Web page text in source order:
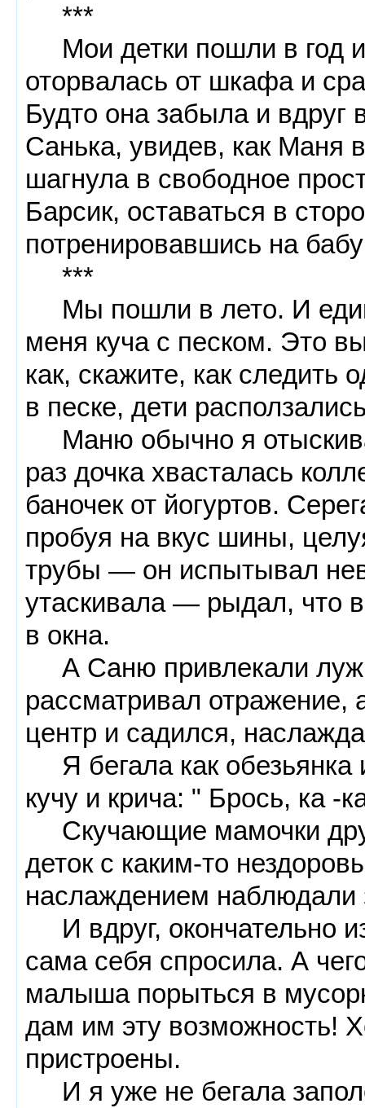
***
Мои детки пошли в год и
оторвалась от шкафа и
Будто она забыла и вдруг
Санька, увидев, как Маня
шагнула в свободное
Барсик, оставаться в
потренировавшись на
***
Мы пошли в лето. И
меня куча с песком. Это
как, скажите, как следить
в песке, дети
Маню обычно я
раз дочка хвасталась
баночек от йогуртов.
пробуя на вкус шины,
трубы — он испытывал
утаскивала — рыдал, что
в окна.
А Саню привлекали
рассматривал отражение,
центр и садился,
Я бегала как обезьянка
кучу и крича: " Брось, ка -
Скучающие мамочки
деток с каким-то
наслаждением наблюдали
И вдруг, окончательно
сама себя спросила. А
малыша порыться в
дам им эту возможность!
пристроены.
И я уже не бегала